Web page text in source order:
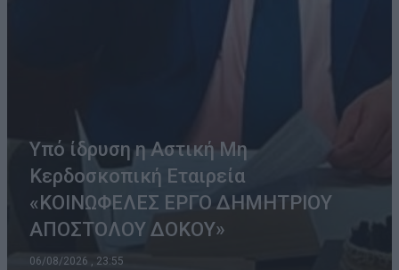
Υπό ίδρυση η Αστική Μη
Κερδοσκοπική Εταιρεία
«ΚΟΙΝΩΦΕΛΕΣ ΕΡΓΟ ΔΗΜΗΤΡΙΟΥ
ΑΠΟΣΤΟΛΟΥ ΔΟΚΟΥ»
06/08/2026 , 23:55